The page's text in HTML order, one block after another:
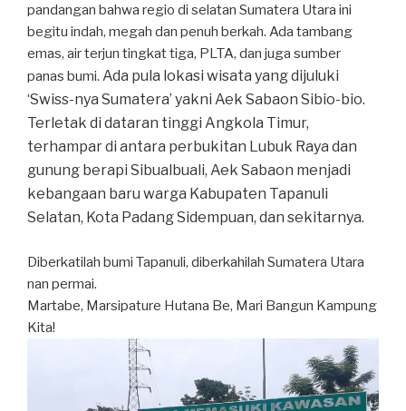
pandangan bahwa regio di selatan Sumatera Utara ini
begitu indah, megah dan penuh berkah. Ada tambang
emas, air terjun tingkat tiga, PLTA, dan juga sumber
panas bumi. Ada pula lokasi wisata yang dijuluki
‘Swiss-nya Sumatera’ yakni Aek Sabaon Sibio-bio.
Terletak di dataran tinggi Angkola Timur,
terhampar di antara perbukitan Lubuk Raya dan
gunung berapi Sibualbuali, Aek Sabaon menjadi
kebangaan baru warga Kabupaten Tapanuli
Selatan, Kota Padang Sidempuan, dan sekitarnya.
Diberkatilah bumi Tapanuli, diberkahilah Sumatera Utara
nan permai.
Martabe, Marsipature Hutana Be, Mari Bangun Kampung
Kita!